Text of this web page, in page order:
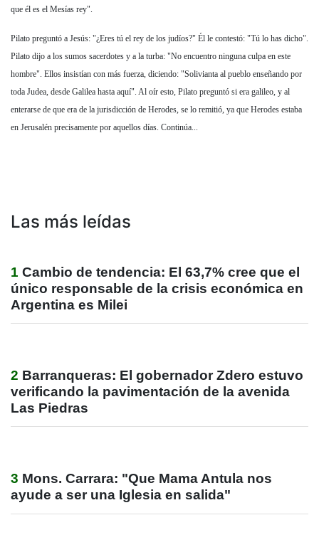
que él es el Mesías rey".
Pilato preguntó a Jesús: "¿Eres tú el rey de los judíos?" Él le contestó: "Tú lo has dicho".
Pilato dijo a los sumos sacerdotes y a la turba: "No encuentro ninguna culpa en este
hombre". Ellos insistían con más fuerza, diciendo: "Solivianta al pueblo enseñando por
toda Judea, desde Galilea hasta aquí". Al oír esto, Pilato preguntó si era galileo, y al
enterarse de que era de la jurisdicción de Herodes, se lo remitió, ya que Herodes estaba
en Jerusalén precisamente por aquellos días. Continúa...
Las más leídas
1 Cambio de tendencia: El 63,7% cree que el
único responsable de la crisis económica en
Argentina es Milei
2 Barranqueras: El gobernador Zdero estuvo
verificando la pavimentación de la avenida
Las Piedras
3 Mons. Carrara: "Que Mama Antula nos
ayude a ser una Iglesia en salida"